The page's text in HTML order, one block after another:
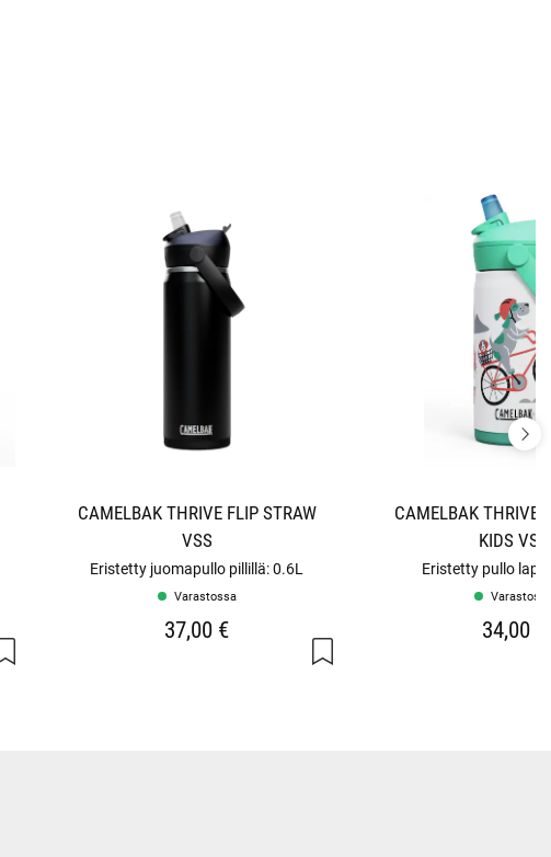
CAMELBAK THRIVE FLIP STRAW
VSS
Eristetty juomapullo pillillä: 0.6L
Varastossa
37,00 €
CAMELBAK THRIVE
KIDS VSS
Eristetty pullo
34,00 €